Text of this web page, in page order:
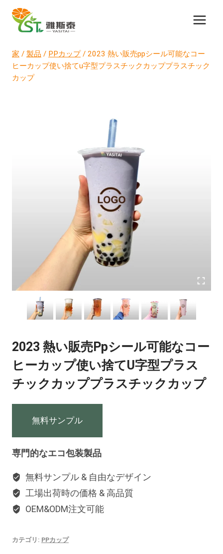
家 / 製品 / PPカップ / 2023 熱い販売ppシール可能なコー
ヒーカップ使い捨てu字型プラスチックカッププラスチック
カップ
2023 熱い販売ppシール可能なコー
ヒーカップ使い捨てu字型プラス
チックカッププラスチックカップ
無料サンプル
専門的なエコ包装製品
無料サンプル & 自由なデザイン
工場出荷時の価格 & 高品質
OEM&ODM注文可能
カテゴリ: PPカップ